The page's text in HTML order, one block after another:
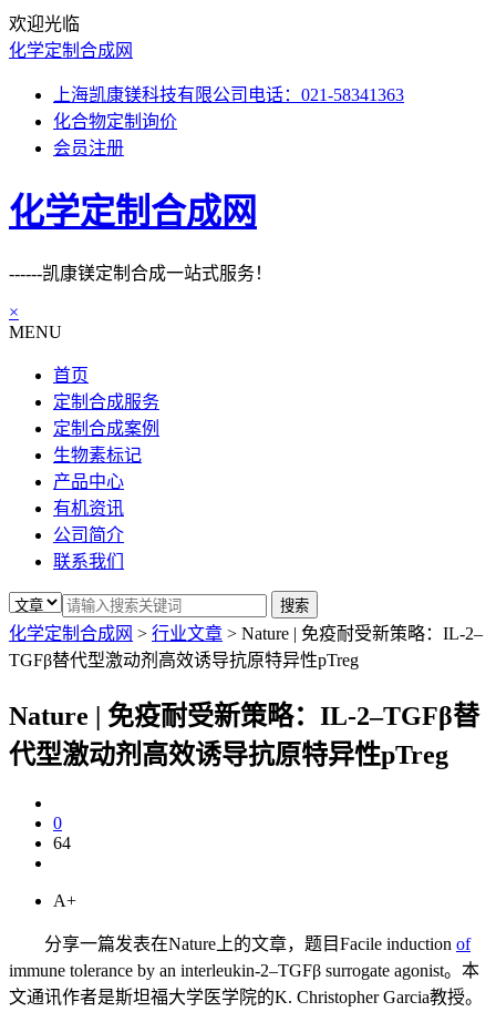
欢迎光临
化学定制合成网
上海凯康镁科技有限公司电话：021-58341363
化合物定制询价
会员注册
化学定制合成网
------凯康镁定制合成一站式服务！
×
MENU
首页
定制合成服务
定制合成案例
生物素标记
产品中心
有机资讯
公司简介
联系我们
化学定制合成网 > 行业文章 > Nature | 免疫耐受新策略：IL-2–
TGFβ替代型激动剂高效诱导抗原特异性pTreg
Nature | 免疫耐受新策略：IL-2–TGFβ替
代型激动剂高效诱导抗原特异性pTreg
0
64
A+
分享一篇发表在Nature上的文章，题目Facile induction of
immune tolerance by an interleukin-2–TGFβ surrogate agonist。本
文通讯作者是斯坦福大学医学院的K. Christopher Garcia教授。